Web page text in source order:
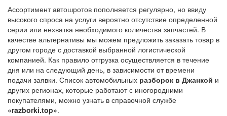
Ассортимент автошротов пополняется регулярно, но ввиду
высокого спроса на услуги вероятно отсутствие определенной
серии или нехватка необходимого количества запчастей. В
качестве альтернативы мы можем предложить заказать товар в
другом городе с доставкой выбранной логистической
компанией. Как правило отгрузка осуществляется в течение
дня или на следующий день, в зависимости от времени
подачи заявки. Список автомобильных разборок в Джанкой и
других регионах, которые работают с иногородними
покупателями, можно узнать в справочной службе
«razborki.top».